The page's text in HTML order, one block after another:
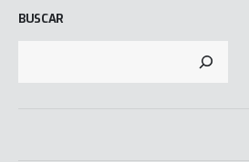
BUSCAR